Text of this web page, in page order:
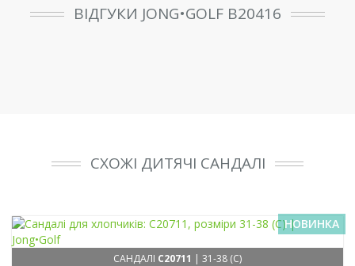
ВІДГУКИ JONG•GOLF B20416
СХОЖІ ДИТЯЧІ САНДАЛІ
НОВИНКА
САНДАЛІ C20711 | 31-38 (C)